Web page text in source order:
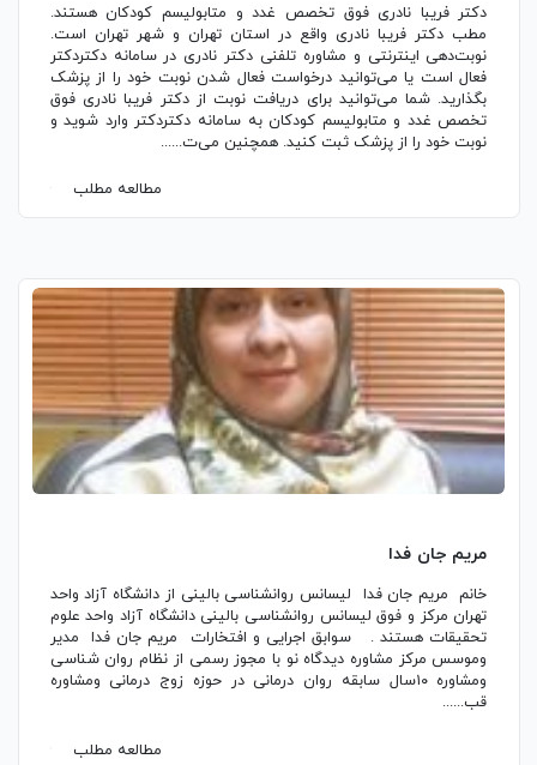
دکتر فریبا نادری فوق تخصص غدد و متابولیسم کودکان هستند.
مطب دکتر فریبا نادری واقع در استان تهران و شهر تهران است.
نوبت‌دهی اینترنتی و مشاوره تلفنی دکتر نادری در سامانه دکتردکتر
فعال است یا می‌توانید درخواست فعال شدن نوبت خود را از پزشک
بگذارید. شما می‌توانید برای دریافت نوبت از دکتر فریبا نادری فوق
تخصص غدد و متابولیسم کودکان به سامانه دکتردکتر وارد شوید و
نوبت خود را از پزشک ثبت کنید. همچنین می‌ت......
مطالعه مطلب
مریم جان فدا
خانم مریم جان فدا لیسانس روانشناسی بالینی از دانشگاه آزاد واحد
تهران مرکز و فوق لیسانس روانشناسی بالینی دانشگاه آزاد واحد علوم
تحقیقات هستند . سوابق اجرایی و افتخارات مریم جان فدا مدیر
و‌موسس مرکز مشاوره دیدگاه نو‌‌ با مجوز رسمی از نظام روان شناسی
و‌مشاوره ۱۰سال سابقه روان درمانی در حوزه زوج درمانی و‌مشاوره
قب......
مطالعه مطلب